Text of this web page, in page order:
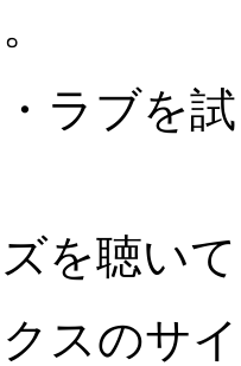
ラブを
を聴い
スのサ